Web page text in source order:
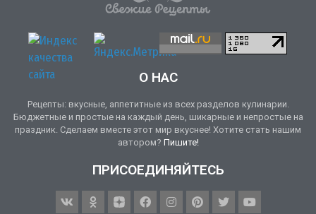
О НАС
Рецепты: вкусные, аппетитные из всех разделов кулинарии.
Бюджетные и простые на каждый день, шикарные и непростые на
праздник. Сделаем вместе этот мир вкуснее! Хотите стать нашим
автором? Пишите!
ПРИСОЕДИНЯЙТЕСЬ